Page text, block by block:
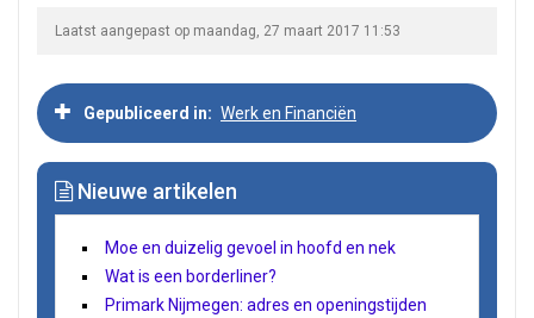
Laatst aangepast op maandag, 27 maart 2017 11:53
Gepubliceerd in Werk en Financiën
Nieuwe artikelen
Moe en duizelig gevoel in hoofd en nek
Wat is een borderliner?
Primark Nijmegen: adres en openingstijden